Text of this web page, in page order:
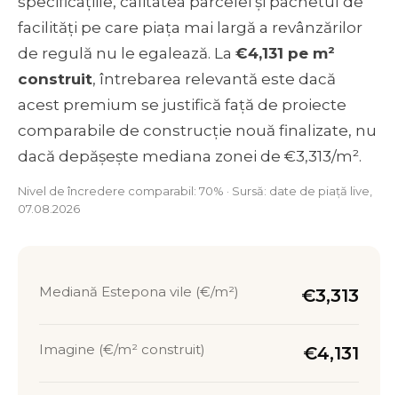
facilități pe care piața mai largă a revânzărilor
de regulă nu le egalează. La €4,131 pe m²
construit, întrebarea relevantă este dacă
acest premium se justifică față de proiecte
comparabile de construcție nouă finalizate, nu
dacă depășește mediana zonei de €3,313/m².
Nivel de încredere comparabil: 70% · Sursă: date de piață live,
07.08.2026
Mediană Estepona vile (€/m²) €3,313
Imagine (€/m² construit) €4,131